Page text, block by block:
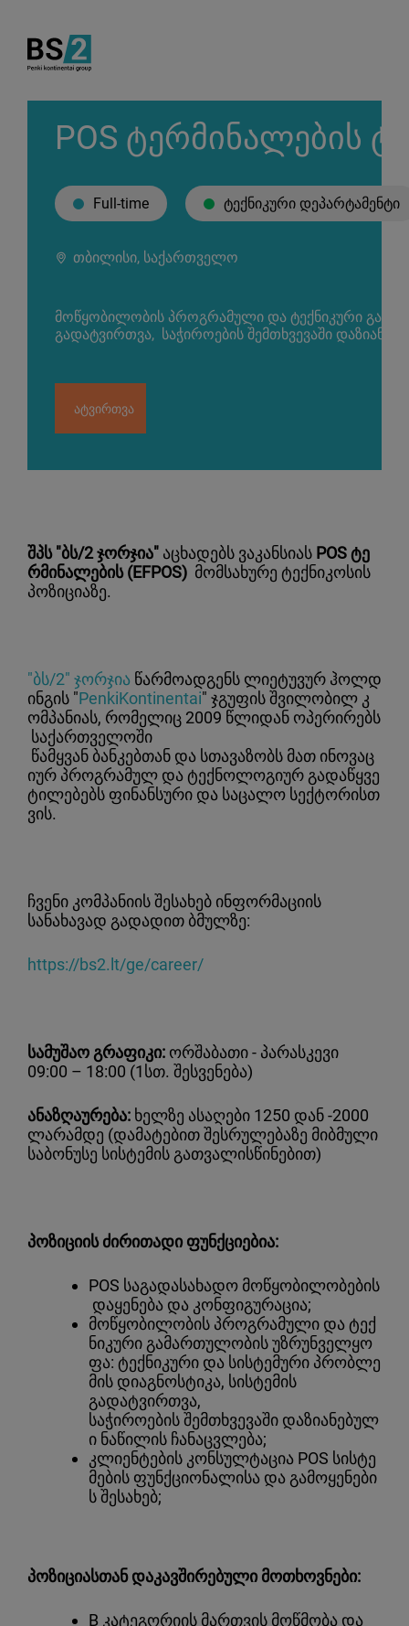
POS ტერმინალების
Full-time ტექნიკური დეპარტამენტი
თბილისი, საქართველო
მოწყობილობის პროგრამული და ტექნიკური
გადატვირთვა, საჭიროების შემთხვევაში
ატვირთვა
შპს "ბს/2 ჯორჯია" აცხადებს ვაკანსიას POS ტე
რმინალების (EFPOS) მომსახურე ტექნიკოსის
პოზიციაზე.
"ბს/2" ჯორჯია წარმოადგენს ლიეტუვურ ჰოლდ
ინგის "PenkiKontinentai" ჯგუფის შვილობილ კ
ომპანიას, რომელიც 2009 წლიდან ოპერირებს
საქართველოში
წამყვან ბანკებთან და სთავაზობს მათ ინოვაც
იურ პროგრამულ და ტექნოლოგიურ გადაწყვე
ტილებებს ფინანსური და საცალო სექტორისთ
ვის.
ჩვენი კომპანიის შესახებ ინფორმაციის
სანახავად გადადით ბმულზე:
https://bs2.lt/ge/career/
სამუშაო გრაფიკი: ორშაბათი - პარასკევი
09:00 – 18:00 (1სთ. შესვენება)
ანაზღაურება: ხელზე ასაღები 1250 დან -2000
ლარამდე (დამატებით შესრულებაზე მიბმული
საბონუსე სისტემის გათვალისწინებით)
პოზიციის ძირითადი ფუნქციებია:
POS საგადასახადო მოწყობილობების
დაყენება და კონფიგურაცია;
მოწყობილობის პროგრამული და ტექ
ნიკური გამართულობის უზრუნველყო
ფა: ტექნიკური და სისტემური პრობლე
მის დიაგნოსტიკა, სისტემის
გადატვირთვა,
საჭიროების შემთხვევაში დაზიანებულ
ი ნაწილის ჩანაცვლება;
კლიენტების კონსულტაცია POS სისტე
მების ფუნქციონალისა და გამოყენები
ს შესახებ;
პოზიციასთან დაკავშირებული მოთხოვნები:
B კატეგორიის მართვის მოწმობა და